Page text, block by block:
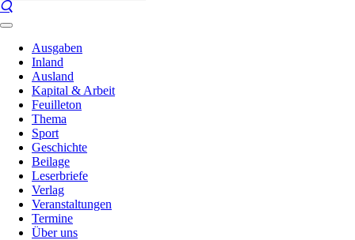
Ausgaben
Inland
Ausland
Kapital & Arbeit
Feuilleton
Thema
Sport
Geschichte
Beilage
Leserbriefe
Verlag
Veranstaltungen
Termine
Über uns